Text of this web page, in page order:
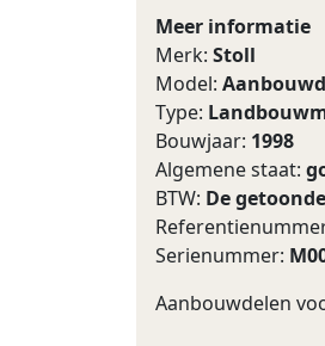
Meer informatie
Merk: Stoll
Model:
Type:
Bouwjaar: 1998
Algemene staat:
BTW: De
Serienummer:
Aanbouwdelen